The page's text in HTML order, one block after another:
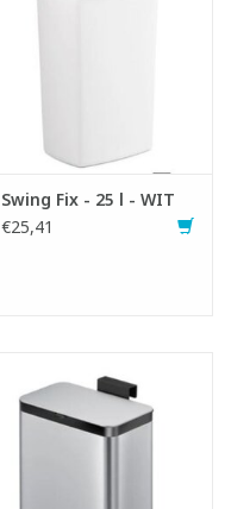
Swing Fix - 25 l - WIT
€25,41